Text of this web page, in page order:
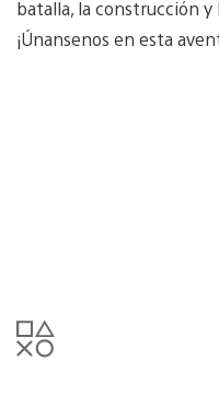
batalla, la construcción y
¡Únansenos en esta